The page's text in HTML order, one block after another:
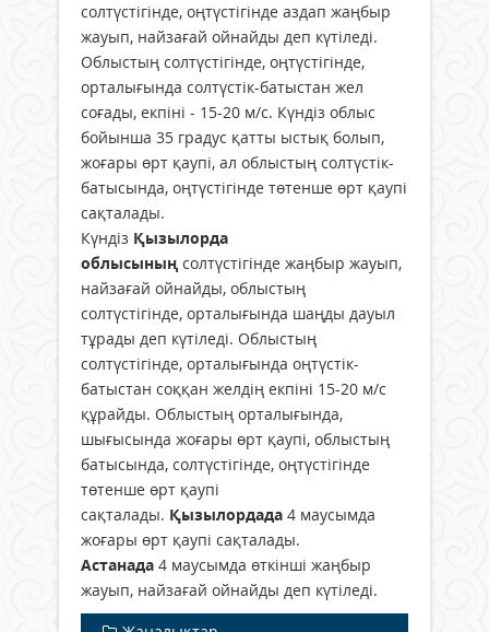
солтүстігінде, оңтүстігінде аздап жаңбыр
жауып, найзағай ойнайды деп күтіледі.
Облыстың солтүстігінде, оңтүстігінде,
орталығында солтүстік-батыстан жел
соғады, екпіні - 15-20 м/с. Күндіз облыс
бойынша 35 градус қатты ыстық болып,
жоғары өрт қаупі, ал облыстың солтүстік-
батысында, оңтүстігінде төтенше өрт қаупі
сақталады.
Күндіз Қызылорда
облысының солтүстігінде жаңбыр жауып,
найзағай ойнайды, облыстың
солтүстігінде, орталығында шаңды дауыл
тұрады деп күтіледі. Облыстың
солтүстігінде, орталығында оңтүстік-
батыстан соққан желдің екпіні 15-20 м/с
құрайды. Облыстың орталығында,
шығысында жоғары өрт қаупі, облыстың
батысында, солтүстігінде, оңтүстігінде
төтенше өрт қаупі
сақталады. Қызылордада 4 маусымда
жоғары өрт қаупі сақталады.
Астанада 4 маусымда өткінші жаңбыр
жауып, найзағай ойнайды деп күтіледі.